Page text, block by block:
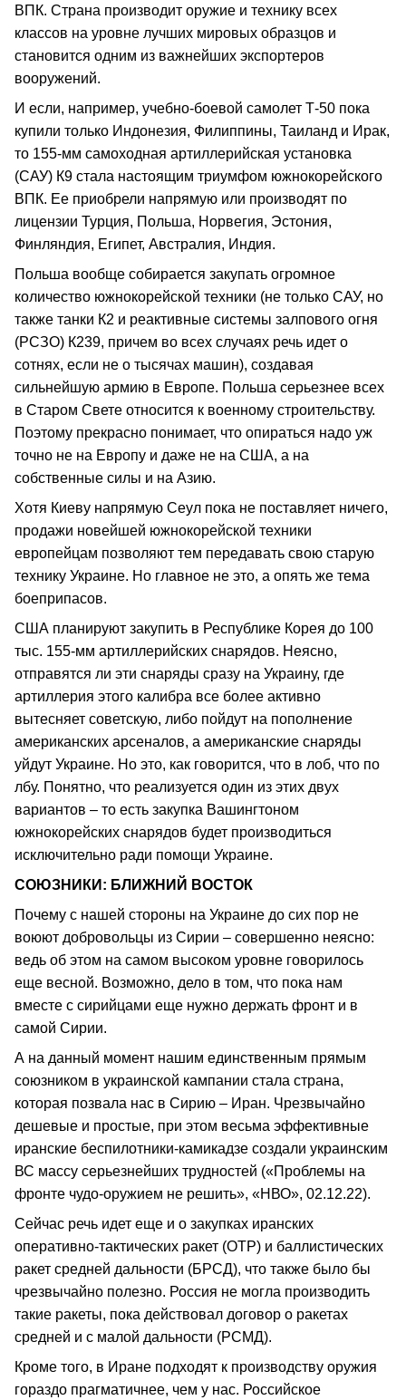
ВПК. Страна производит оружие и технику всех
классов на уровне лучших мировых образцов и
становится одним из важнейших экспортеров
вооружений.
И если, например, учебно-боевой самолет Т-50 пока
купили только Индонезия, Филиппины, Таиланд и Ирак,
то 155-мм самоходная артиллерийская установка
(САУ) К9 стала настоящим триумфом южнокорейского
ВПК. Ее приобрели напрямую или производят по
лицензии Турция, Польша, Норвегия, Эстония,
Финляндия, Египет, Австралия, Индия.
Польша вообще собирается закупать огромное
количество южнокорейской техники (не только САУ, но
также танки К2 и реактивные системы залпового огня
(РСЗО) К239, причем во всех случаях речь идет о
сотнях, если не о тысячах машин), создавая
сильнейшую армию в Европе. Польша серьезнее всех
в Старом Свете относится к военному строительству.
Поэтому прекрасно понимает, что опираться надо уж
точно не на Европу и даже не на США, а на
собственные силы и на Азию.
Хотя Киеву напрямую Сеул пока не поставляет ничего,
продажи новейшей южнокорейской техники
европейцам позволяют тем передавать свою старую
технику Украине. Но главное не это, а опять же тема
боеприпасов.
США планируют закупить в Республике Корея до 100
тыс. 155-мм артиллерийских снарядов. Неясно,
отправятся ли эти снаряды сразу на Украину, где
артиллерия этого калибра все более активно
вытесняет советскую, либо пойдут на пополнение
американских арсеналов, а американские снаряды
уйдут Украине. Но это, как говорится, что в лоб, что по
лбу. Понятно, что реализуется один из этих двух
вариантов – то есть закупка Вашингтоном
южнокорейских снарядов будет производиться
исключительно ради помощи Украине.
СОЮЗНИКИ: БЛИЖНИЙ ВОСТОК
Почему с нашей стороны на Украине до сих пор не
воюют добровольцы из Сирии – совершенно неясно:
ведь об этом на самом высоком уровне говорилось
еще весной. Возможно, дело в том, что пока нам
вместе с сирийцами еще нужно держать фронт и в
самой Сирии.
А на данный момент нашим единственным прямым
союзником в украинской кампании стала страна,
которая позвала нас в Сирию – Иран. Чрезвычайно
дешевые и простые, при этом весьма эффективные
иранские беспилотники-камикадзе создали украинским
ВС массу серьезнейших трудностей («Проблемы на
фронте чудо-оружием не решить», «НВО», 02.12.22).
Сейчас речь идет еще и о закупках иранских
оперативно-тактических ракет (ОТР) и баллистических
ракет средней дальности (БРСД), что также было бы
чрезвычайно полезно. Россия не могла производить
такие ракеты, пока действовал договор о ракетах
средней и с малой дальности (РСМД).
Кроме того, в Иране подходят к производству оружия
гораздо прагматичнее, чем у нас. Российское